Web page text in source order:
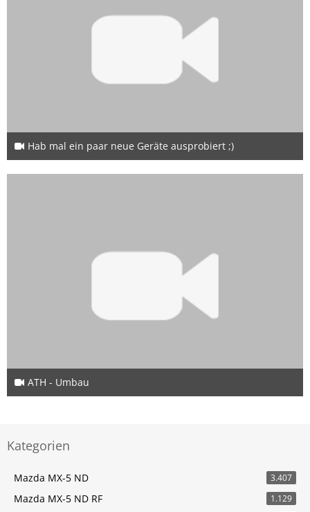
Hab mal ein paar neue Geräte ausprobiert ;)
28. April 2022
8
ATH - Umbau
1. Juli 2021
Kategorien
Mazda MX-5 ND 3.407
Mazda MX-5 ND RF 1.129